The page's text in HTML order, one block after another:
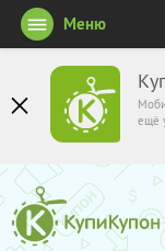
ещё
Меню